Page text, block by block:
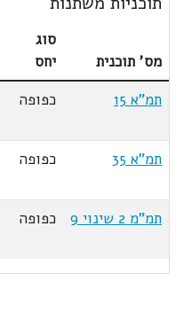
מס' תוכנית
סוג
יחס
תמ"א 15
כפופה
תמ"א 35
כפופה
תמ"מ 2 שינוי 9
כפופה